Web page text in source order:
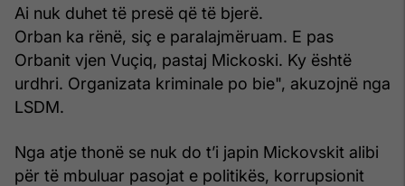
Ai nuk duhet të presë që të bjerë.
Orban ka rënë, siç e paralajmëruam. E pas
Orbanit vjen Vuçiq, pastaj Mickoski. Ky është
urdhri. Organizata kriminale po bie", akuzojnë nga
LSDM.
Nga atje thonë se nuk do t’i japin Mickovskit alibi
për të mbuluar pasojat e politikës, korrupsionit